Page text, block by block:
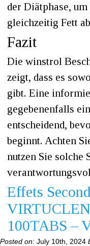
der Diätphase,
gleichzeitig Fett
Fazit
Die winstrol
zeigt, dass es
gibt. Eine
gegebenenfalls
entscheidend,
beginnt. Achten
nutzen Sie solche
Effets
100TABS –
Posted on: July 10th, 2024